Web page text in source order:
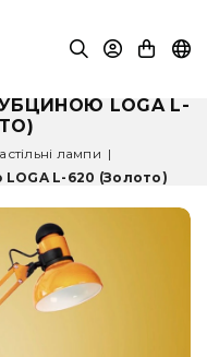
LOGA L-
лампи |
L-620 (Золото)